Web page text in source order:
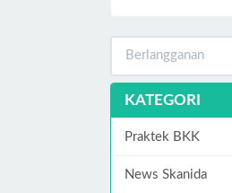
KATEGORI
Praktek BKK
News Skanida